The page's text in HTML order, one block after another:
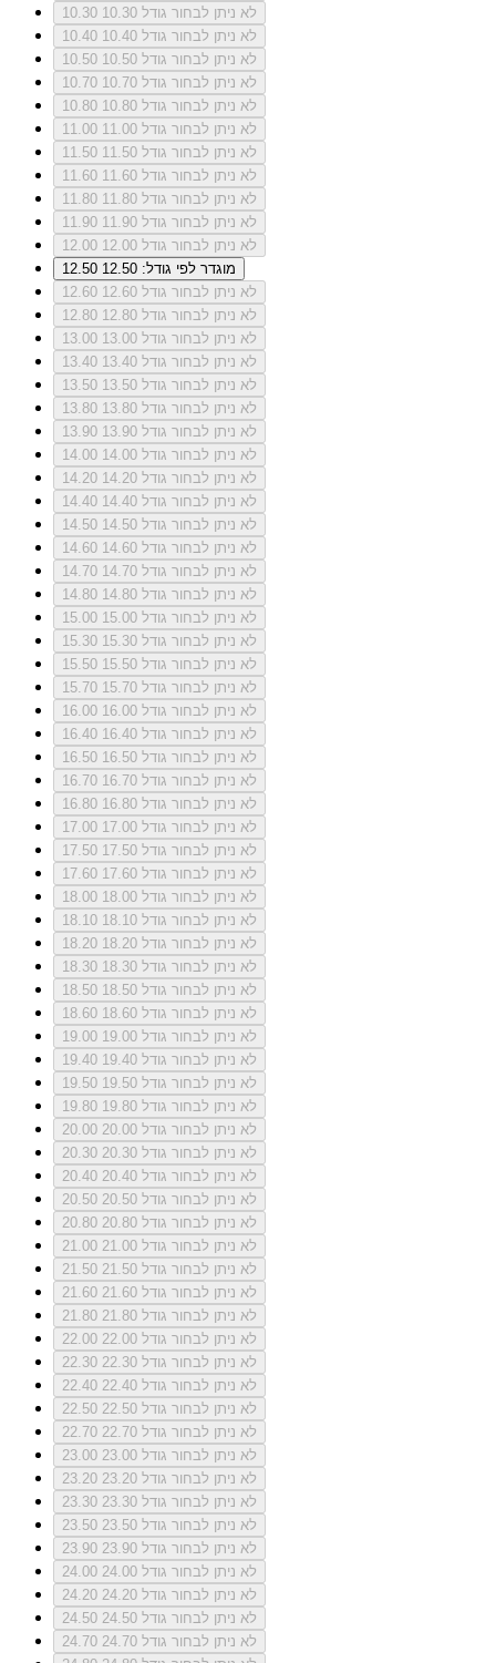
10.30
לא ניתן לבחור גודל 10.30
10.40
לא ניתן לבחור גודל 10.40
10.50
לא ניתן לבחור גודל 10.50
10.70
לא ניתן לבחור גודל 10.70
10.80
לא ניתן לבחור גודל 10.80
11.00
לא ניתן לבחור גודל 11.00
11.50
לא ניתן לבחור גודל 11.50
11.60
לא ניתן לבחור גודל 11.60
11.80
לא ניתן לבחור גודל 11.80
11.90
לא ניתן לבחור גודל 11.90
12.00
לא ניתן לבחור גודל 12.00
12.50
מוגדר לפי גודל: 12.50
12.60
לא ניתן לבחור גודל 12.60
12.80
לא ניתן לבחור גודל 12.80
13.00
לא ניתן לבחור גודל 13.00
13.40
לא ניתן לבחור גודל 13.40
13.50
לא ניתן לבחור גודל 13.50
13.80
לא ניתן לבחור גודל 13.80
13.90
לא ניתן לבחור גודל 13.90
14.00
לא ניתן לבחור גודל 14.00
14.20
לא ניתן לבחור גודל 14.20
14.40
לא ניתן לבחור גודל 14.40
14.50
לא ניתן לבחור גודל 14.50
14.60
לא ניתן לבחור גודל 14.60
14.70
לא ניתן לבחור גודל 14.70
14.80
לא ניתן לבחור גודל 14.80
15.00
לא ניתן לבחור גודל 15.00
15.30
לא ניתן לבחור גודל 15.30
15.50
לא ניתן לבחור גודל 15.50
15.70
לא ניתן לבחור גודל 15.70
16.00
לא ניתן לבחור גודל 16.00
16.40
לא ניתן לבחור גודל 16.40
16.50
לא ניתן לבחור גודל 16.50
16.70
לא ניתן לבחור גודל 16.70
16.80
לא ניתן לבחור גודל 16.80
17.00
לא ניתן לבחור גודל 17.00
17.50
לא ניתן לבחור גודל 17.50
17.60
לא ניתן לבחור גודל 17.60
18.00
לא ניתן לבחור גודל 18.00
18.10
לא ניתן לבחור גודל 18.10
18.20
לא ניתן לבחור גודל 18.20
18.30
לא ניתן לבחור גודל 18.30
18.50
לא ניתן לבחור גודל 18.50
18.60
לא ניתן לבחור גודל 18.60
19.00
לא ניתן לבחור גודל 19.00
19.40
לא ניתן לבחור גודל 19.40
19.50
לא ניתן לבחור גודל 19.50
19.80
לא ניתן לבחור גודל 19.80
20.00
לא ניתן לבחור גודל 20.00
20.30
לא ניתן לבחור גודל 20.30
20.40
לא ניתן לבחור גודל 20.40
20.50
לא ניתן לבחור גודל 20.50
20.80
לא ניתן לבחור גודל 20.80
21.00
לא ניתן לבחור גודל 21.00
21.50
לא ניתן לבחור גודל 21.50
21.60
לא ניתן לבחור גודל 21.60
21.80
לא ניתן לבחור גודל 21.80
22.00
לא ניתן לבחור גודל 22.00
22.30
לא ניתן לבחור גודל 22.30
22.40
לא ניתן לבחור גודל 22.40
22.50
לא ניתן לבחור גודל 22.50
22.70
לא ניתן לבחור גודל 22.70
23.00
לא ניתן לבחור גודל 23.00
23.20
לא ניתן לבחור גודל 23.20
23.30
לא ניתן לבחור גודל 23.30
23.50
לא ניתן לבחור גודל 23.50
23.90
לא ניתן לבחור גודל 23.90
24.00
לא ניתן לבחור גודל 24.00
24.20
לא ניתן לבחור גודל 24.20
24.50
לא ניתן לבחור גודל 24.50
24.70
לא ניתן לבחור גודל 24.70